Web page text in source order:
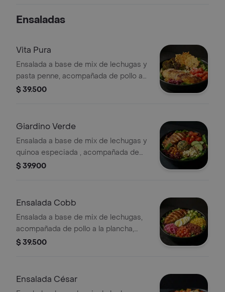
Ensaladas
Vita Pura
Ensalada a base de mix de lechugas y
pasta penne, acompañada de pollo a
la plancha, brócoli rostizado, tomate
$ 39.500
Giardino Verde
Ensalada a base de mix de lechugas y
quinoa especiada , acompañada de
pollo a la plancha, tomate cherry,
con vinagreta Mediterránea.
$ 39.900
Ensalada Cobb
Ensalada a base de mix de lechugas,
acompañada de pollo a la plancha,
tomate chonto, huevo duro, tocineta,
Recomendada con vinagreta
$ 39.500
Ensalada César